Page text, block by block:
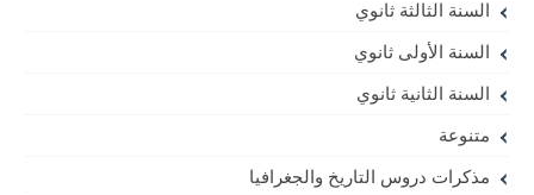
السنة الثالثة ثانوي
السنة الأولى ثانوي
السنة الثانية ثانوي
متنوعة
مذكرات دروس التاريخ والجغرافيا